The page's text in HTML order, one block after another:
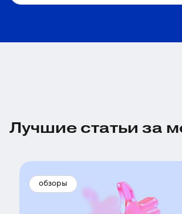
Лучшие статьи за
обзоры